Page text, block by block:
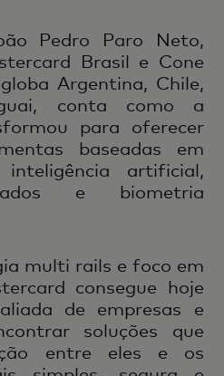
Pedro Paro Neto,
Brasil e Cone
Argentina, Chile,
conta como a
para oferecer
baseadas em
inteligência artificial,
e biometria
multi rails e foco em
consegue hoje
de empresas e
soluções que
entre eles e os